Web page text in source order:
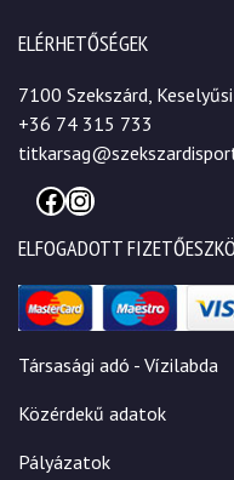
ELÉRHETŐSÉGEK
7100 Szekszárd,
+36 74 315 733
Facebook
Instagram
ELFOGADOTT
Társasági adó - Vízilabda
Közérdekű adatok
Pályázatok